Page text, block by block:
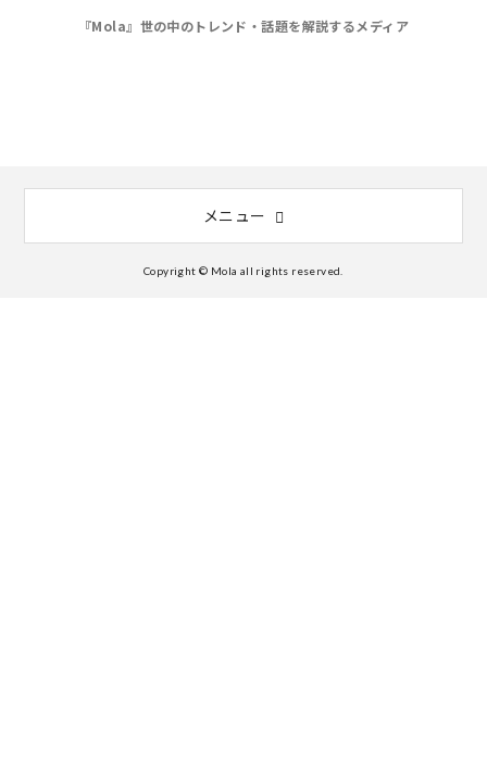
『Mola』世の中のトレンド・話題を解説するメディア
メニュー
Copyright © Mola all rights reserved.